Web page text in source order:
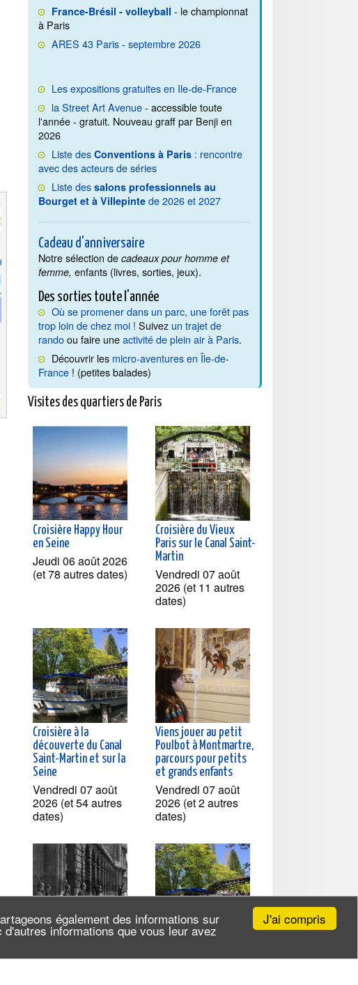
J'ai compris
également des informations sur
informations que vous leur avez
France-Brésil - volleyball - le championnat
à Paris
ARES 43 Paris - septembre 2026
Les expositions gratuites en Ile-de-France
la Street Art Avenue- accessible toute
l'année - gratuit. Nouveau graff par Benji en
2026
Liste desConventions à Paris : rencontre
avec des acteurs de séries
Liste dessalons professionnels au
Bourget et à Villepinte de 2026 et 2027
Cadeau d'anniversaire
Notre sélection decadeaux pour homme et
femme, enfants (livres, sorties, jeux).
Des sorties toute l'année
Où se promener dans un parc, une forêt pas
trop loin de chez moi ! Suivez un trajet de
randoou faire uneactivité de plein air à Paris.
Découvrir les micro-aventures en Île-de-
France ! (petites balades)
Visites des quartiers de Paris
Croisière Happy Hour
en Seine
Jeudi 06 août 2026
(et 78 autres dates)
Croisière du Vieux
Paris sur le Canal Saint-
Martin
Vendredi 07 août
2026 (et 11 autres
dates)
Croisière à la
découverte du Canal
Saint-Martin et sur la
Seine
Vendredi 07 août
2026 (et 54 autres
dates)
Viens jouer au petit
Poulbot à Montmartre,
parcours pour petits
et grands enfants
Vendredi 07 août
2026 (et 2 autres
dates)
Libération, Paris entre
découverte du Canal